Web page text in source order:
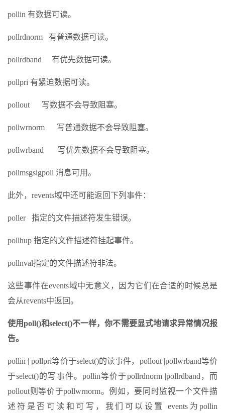
pollin 有数据可读。
pollrdnorm 有普通数据可读。
pollrdband 有优先数据可读。
pollpri 有紧迫数据可读。
pollout 写数据不会导致阻塞。
pollwrnorm 写普通数据不会导致阻塞。
pollwrband 写优先数据不会导致阻塞。
pollmsgsigpoll 消息可用。
此外，revents域中还可能返回下列事件：
poller 指定的文件描述符发生错误。
pollhup 指定的文件描述符挂起事件。
pollnval指定的文件描述符非法。
这些事件在events域中无意义，因为它们在合适的时候总是
会从revents中返回。
使用poll()和select()不一样，你不需要显式地请求异常情况报
告。
pollin | pollpri等价于select()的读事件，pollout |pollwrband等价
于select()的写事件。pollin等价于pollrdnorm |pollrdband，而
pollout则等价于pollwrnorm。例如，要同时监视一个文件描
述符是否可读和可写，我们可以设置 events为pollin